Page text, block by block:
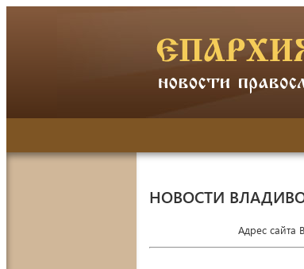
НОВОСТИ
Адрес сайта